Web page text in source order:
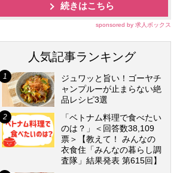
続きはこちら
sponsored by 求人ボックス
人気記事ランキング
ジュワッと旨い！ゴーヤチ
ャンプルーが止まらない絶
品レシピ3選
「ベトナム料理で食べたい
のは？」＜回答数38,109
票＞【教えて！ みんなの
衣食住「みんなの暮らし調
査隊」結果発表 第615回】